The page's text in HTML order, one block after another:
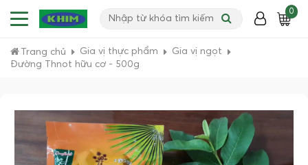
0
Trang chủ Gia vị thực phẩm
Gia vị ngọt
Đường Thnot hữu cơ - 500g